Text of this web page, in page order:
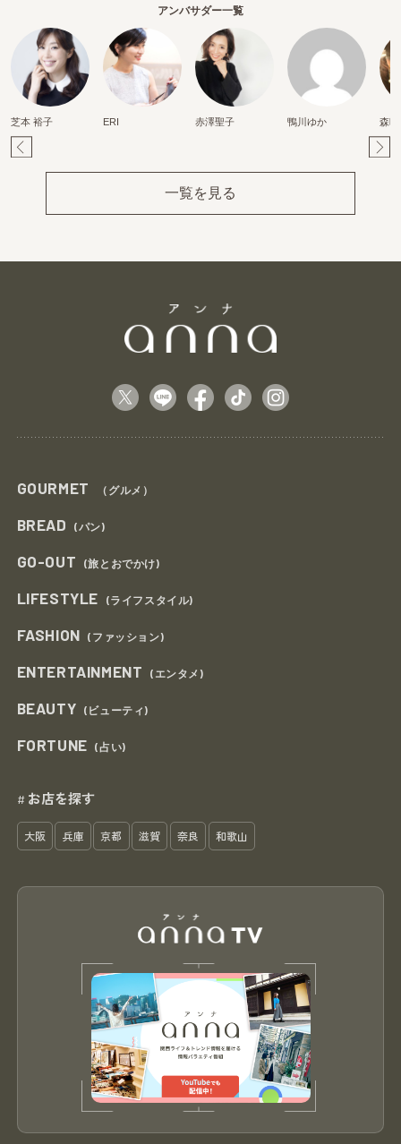
アンバサダー一覧
芝本 裕子 ERI 赤澤聖子 鴨川ゆか 森映
一覧を見る
GOURMET （グルメ）
BREAD (パン)
GO-OUT (旅とおでかけ)
LIFESTYLE (ライフスタイル)
FASHION (ファッション)
ENTERTAINMENT (エンタメ)
BEAUTY (ビューティ)
FORTUNE (占い)
# お店を探す
大阪 兵庫 京都 滋賀 奈良 和歌山